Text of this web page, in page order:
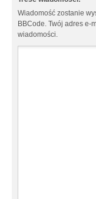
Wiadomość zostanie
BBCode. Twój adres e-
wiadomości.